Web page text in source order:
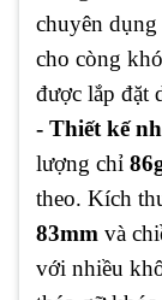
chuyên
cho còng
được lắp đặt
- Thiết kế
lượng chỉ
theo. Kích
83mm và
với nhiều